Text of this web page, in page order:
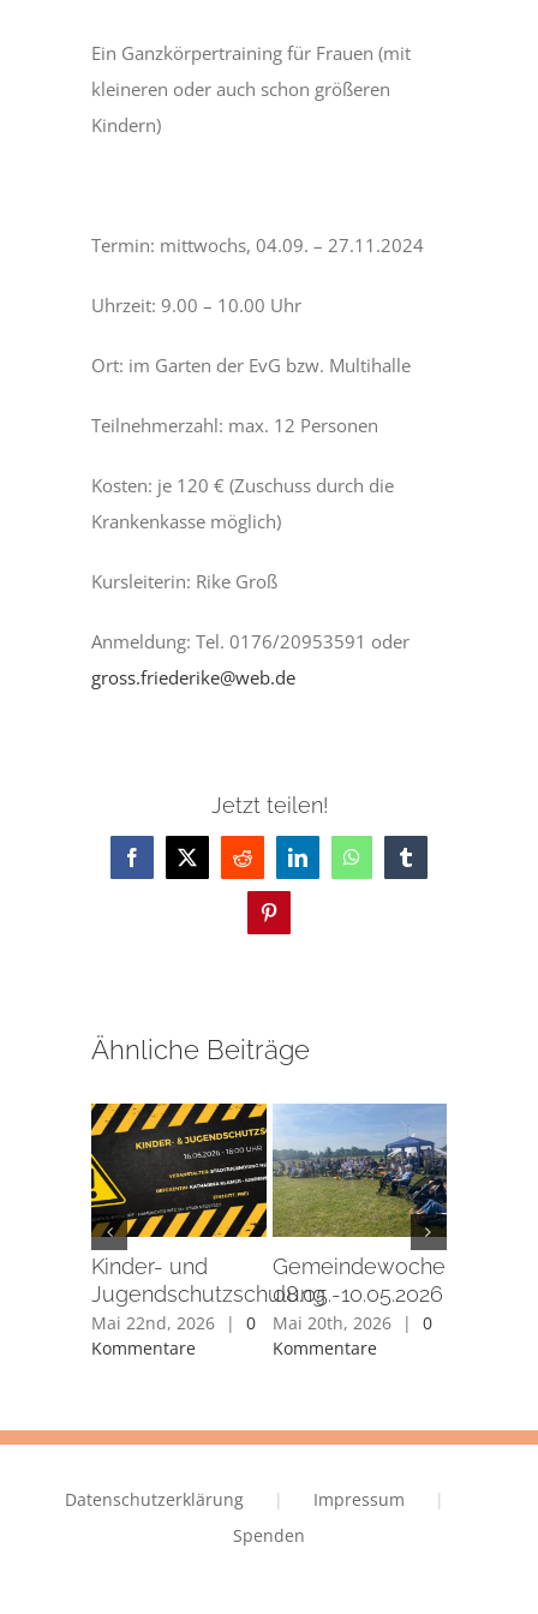
Ein Ganzkörpertraining für Frauen (mit
kleineren oder auch schon größeren
Kindern)
Termin: mittwochs, 04.09. – 27.11.2024
Uhrzeit: 9.00 – 10.00 Uhr
Ort: im Garten der EvG bzw. Multihalle
Teilnehmerzahl: max. 12 Personen
Kosten: je 120 € (Zuschuss durch die
Krankenkasse möglich)
Kursleiterin: Rike Groß
Anmeldung: Tel. 0176/20953591 oder
gross.friederike@web.de
Jetzt teilen!
Facebook
X Reddit LinkedInWhatsAppTumblr
Pinterest
Ähnliche Beiträge
Kinder- und
Jugendschutzschulung
Mai 22nd, 2026 |
0
Kommentare
Gemeindewochenende
08.05.-10.05.2026
Mai 20th, 2026 |
0
Kommentare
Datenschutzerklärung
Impressum
Spenden